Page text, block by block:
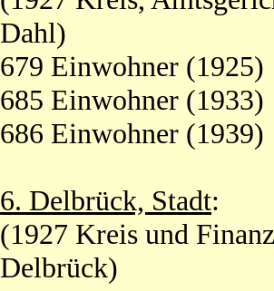
Dahl)
679 Einwohner (1925)
685 Einwohner (1933)
686 Einwohner (1939)
6. Delbrück, Stadt:
(1927 Kreis und
Delbrück)